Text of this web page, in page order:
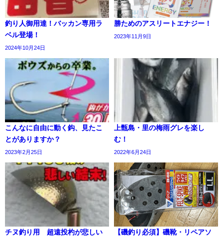
釣り人御用達！バッカン専用ラ
ベル登場！
2024年10月24日
勝ためのアスリートエナジー！
2023年11月9日
こんなに自由に動く鈎、見たこ
とがありますか？
2023年2月25日
上甑島・里の梅雨グレを楽し
む！
2022年6月24日
チヌ釣り用 超遠投杓が悲しい
【磯釣り必須】磯靴・リペアソ